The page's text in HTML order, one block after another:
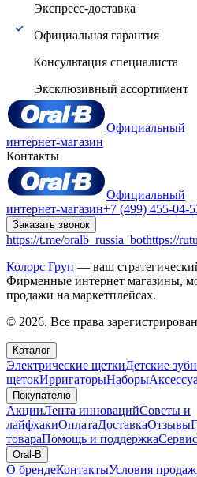
Экспресс-доставка
Официальная гарантия
Консультация специалиста
Эксклюзивный ассортимент
Официальный
интернет-магазин
Контакты
Официальный
интернет-магазин+7 (499) 455-04-
Заказать звонок
https://t.me/oralb_russia_bothttps://
Колорс Груп — ваш
Фирменные интернет магазины,
продажи на маркетплейсах.
© 2026. Все права
Каталог
Электрические щеткиДетские
щетокИрригаторыНаборы
Покупателю
АкцииЛента инновацийСоветы и
лайфхакиОплатаДоставкаОтзывы
товараПомощь и поддержка
Oral-B
О брендеКонтактыУсловия